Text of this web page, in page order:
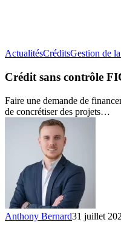
ActualitésCréditsGestion de
Crédit sans contrôle
Faire une demande de
de concrétiser des projets…
Anthony Bernard31 juillet